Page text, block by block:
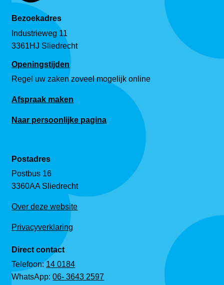
Bezoekadres
Industrieweg 11
3361HJ Sliedrecht
Openingstijden
Regel uw zaken zoveel mogelijk online
Afspraak maken
Naar persoonlijke pagina
Postadres
Postbus 16
3360AA Sliedrecht
Over deze website
Privacyverklaring
Direct contact
Telefoon:14 0184
WhatsApp:06- 3643 2597